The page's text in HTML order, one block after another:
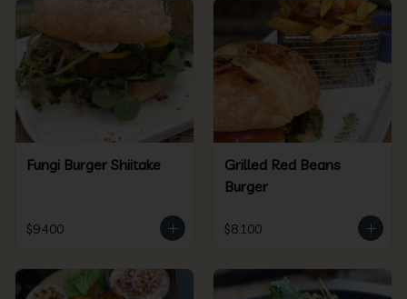
Fungi Burger Shiitake
$9.400
Grilled Red Beans
Burger
$8.100